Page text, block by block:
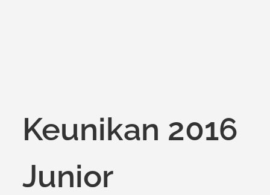
Keunikan 2016
Junior